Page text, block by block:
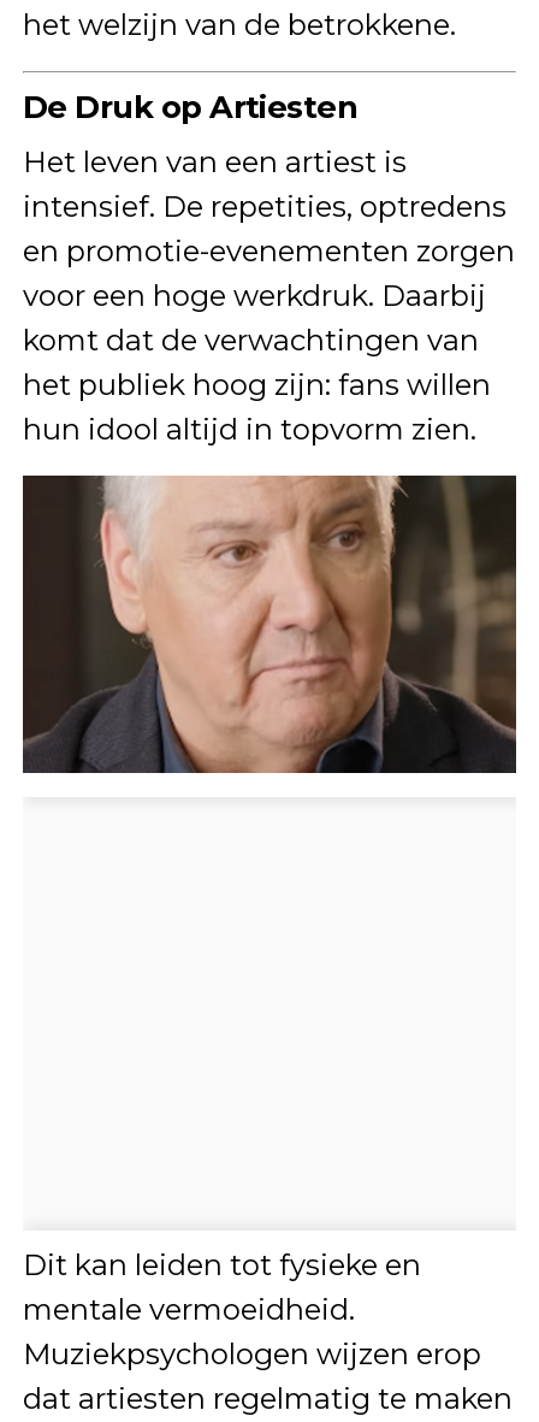
het welzijn van de betrokkene.
De Druk op Artiesten
Het leven van een artiest is
intensief. De repetities, optredens
en promotie-evenementen zorgen
voor een hoge werkdruk. Daarbij
komt dat de verwachtingen van
het publiek hoog zijn: fans willen
hun idool altijd in topvorm zien.
Dit kan leiden tot fysieke en
mentale vermoeidheid.
Muziekpsychologen wijzen erop
dat artiesten regelmatig te maken